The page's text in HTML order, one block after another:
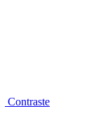
Contraste